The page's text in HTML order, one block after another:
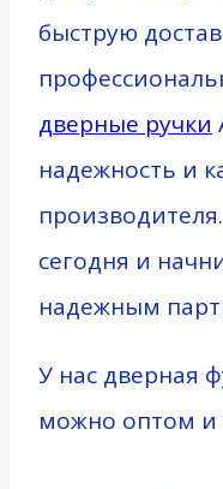
быструю
дверные ручки
надежность и
сегодня и
надежным
У нас дверная
можно оптом и